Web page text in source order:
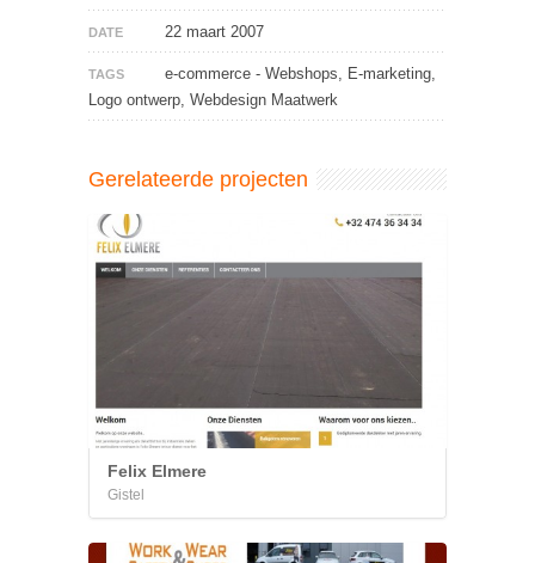
DATE 22 maart 2007
TAGS
e-commerce - Webshops, E-marketing,
Logo ontwerp, Webdesign Maatwerk
Gerelateerde projecten
Felix Elmere
Gistel